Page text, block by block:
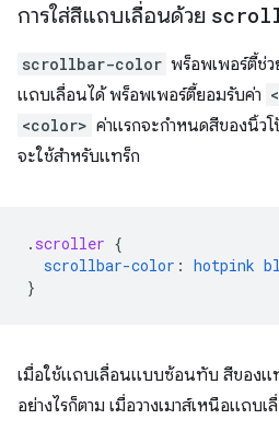
การใส่สีแถบเลื่อนด้วย
scrollbar-color พร็อพเพอร์ตี้ช่
แถบเลื่อนได้ พร็อพเพอร์ตี้ยอมรับค่า
<color> ค่าแรกจะกำหนดสีของนิ้ว
จะใช้สำหรับแทร็ก
. scroller {
scrollbar-color : hotpink
}
เมื่อใช้แถบเลื่อนแบบซ้อนทับ สีของแ
อย่างไรก็ตาม เมื่อวางเมาส์เหนือแถบ